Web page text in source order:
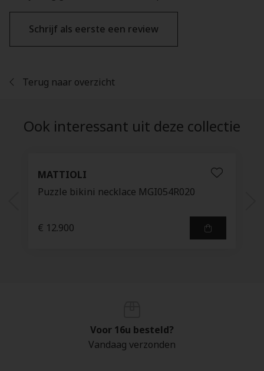
Schrijf als eerste een review
Terug naar overzicht
Ook interessant uit deze collectie
MATTIOLI
Puzzle bikini necklace MGI054R020
€ 12.900
Voor 16u besteld?
Vandaag verzonden